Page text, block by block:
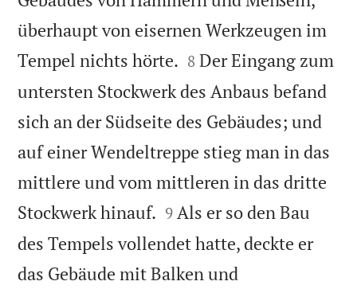
überhaupt von eisernen Werkzeugen im
Tempel nichts hörte. 

8 Der Eingang zum
untersten Stockwerk des Anbaus befand
sich an der Südseite des Gebäudes; und
auf einer Wendeltreppe stieg man in das
mittlere und vom mittleren in das dritte
Stockwerk hinauf. 

9 Als er so den Bau
des Tempels vollendet hatte, deckte er
das Gebäude mit Balken und